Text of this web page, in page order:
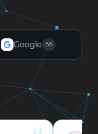
Google 56